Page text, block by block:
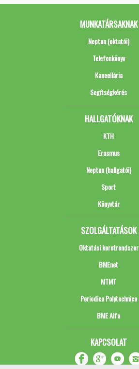
MUNKATÁRSAKNAK
Neptun (oktatói)
Telefonkönyv
Kancellária
Segítségkérés
HALLGATÓKNAK
KTH
Erasmus
Neptun (hallgatói)
Sport
Könyvtár
SZOLGÁLTATÁSOK
Oktatási keretrendszer
BMEnet
MTMT
Periodica Polytechnica
BME Alfa
KAPCSOLAT